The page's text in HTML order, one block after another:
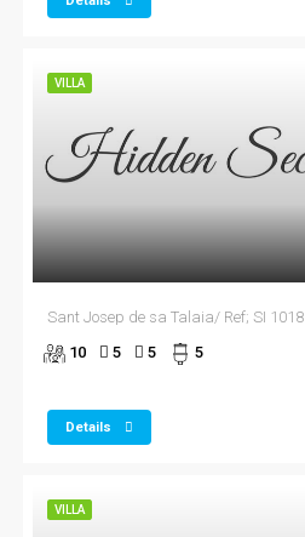
VILLA
Sant Josep de sa Talaia/ Ref; SI 1018
10
5 5 5
Details
VILLA